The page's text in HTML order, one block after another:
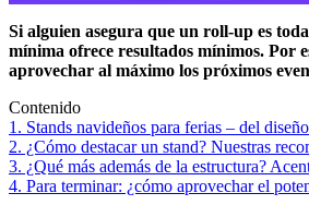
Si alguien asegura que un roll-up es
mínima ofrece resultados mínimos. Por
aprovechar al máximo los próximos
Contenido
1. Stands navideños para ferias – del
2. ¿Cómo destacar un stand? Nuestras
3. ¿Qué más además de la estructura?
4. Para terminar: ¿cómo aprovechar el